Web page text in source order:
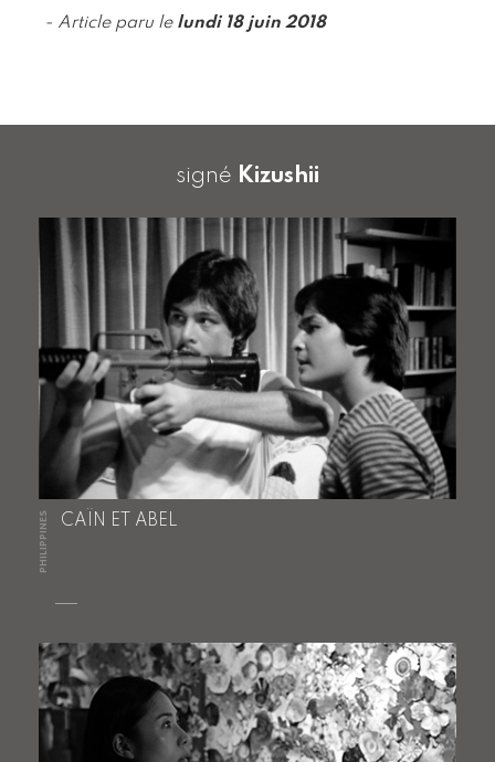
- Article paru le lundi 18 juin 2018
signé Kizushii
PHILIPPINES CAÏN ET ABEL